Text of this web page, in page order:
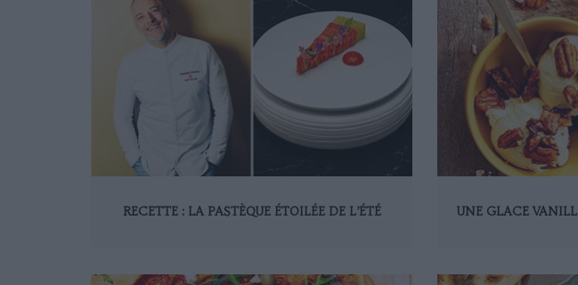
RECETTE : LA PASTÈQUE ÉTOILÉE DE L’ÉTÉ UNE GLACE